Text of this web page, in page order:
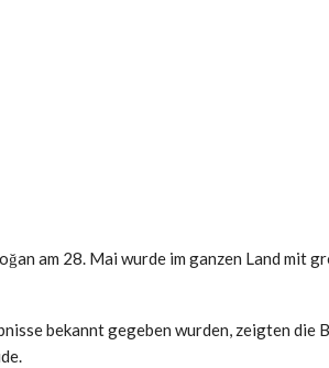
am 28. Mai wurde im ganzen Land mit
bekannt gegeben wurden, zeigten die